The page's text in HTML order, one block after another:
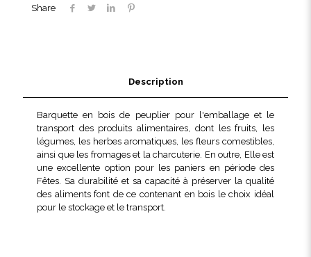
g
Share
Description
Barquette en bois de peuplier pour l'emballage et le
transport des produits alimentaires, dont les fruits, les
légumes, les herbes aromatiques, les fleurs comestibles,
ainsi que les fromages et la charcuterie. En outre, Elle est
une excellente option pour les paniers en période des
Fêtes. Sa durabilité et sa capacité à préserver la qualité
des aliments font de ce contenant en bois le choix idéal
pour le stockage et le transport.